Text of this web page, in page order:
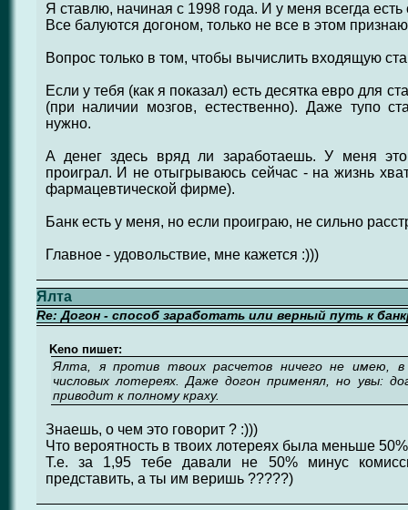
Я ставлю, начиная с 1998 года. И у меня всегда есть
Все балуются догоном, только не все в этом
Вопрос только в том, чтобы вычислить входящую
Если у тебя (как я показал) есть десятка евро для
(при наличии мозгов, естественно). Даже тупо
нужно.
А денег здесь вряд ли заработаешь. У меня
проиграл. И не отыгрываюсь сейчас - на жизнь
фармацевтической фирме).
Банк есть у меня, но если проиграю, не сильно
Главное - удовольствие, мне кажется :)))
Ялта
Re: Догон - способ заработать или верный путь к
Keno пишет:
Ялта, я против твоих расчетов ничего не имею,
числовых лотереях. Даже догон применял, но увы:
приводит к полному краху.
Знаешь, о чем это говорит ? :)))
Что вероятность в твоих лотереях была меньше
Т.е. за 1,95 тебе давали не 50% минус
представить, а ты им веришь ?????)